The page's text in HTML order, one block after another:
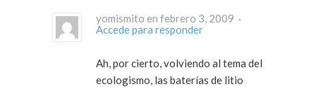
yomismito en febrero 3, 2009 ·
Accede para responder
Ah, por cierto, volviendo al tema del
ecologismo, las baterías de litio